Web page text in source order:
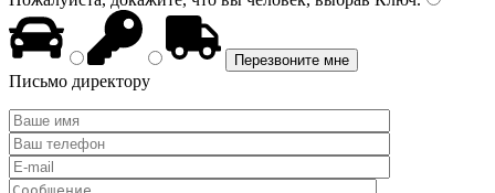
Письмо директору